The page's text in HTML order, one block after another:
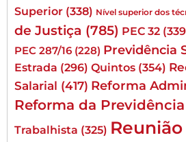
Superior (338) Nível superior dos
de Justiça (785) PEC 32
PEC 287/16 (228) Previdência
Estrada (296) Quintos (354)
Salarial (417) Reforma
Reforma da Previdência
Trabalhista (325) Reunião